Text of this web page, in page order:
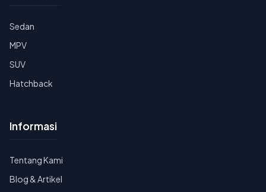
Sedan
MPV
SUV
Hatchback
Informasi
Tentang Kami
Blog & Artikel